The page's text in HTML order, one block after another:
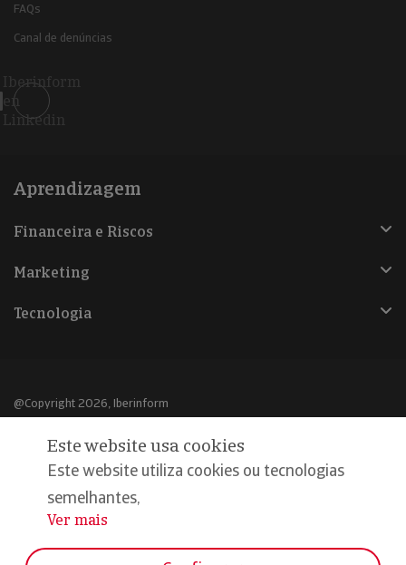
FAQs
Canal de denúncias
Iberinform
en
Linkedin
Aprendizagem
Financeira e Riscos
Marketing
Tecnologia
@Copyright 2026, Iberinform
Aviso legal
Política de cookies
Declaração de privacidade
Este website usa cookies
Este website utiliza cookies ou tecnologias
semelhantes,
...
Ver mais